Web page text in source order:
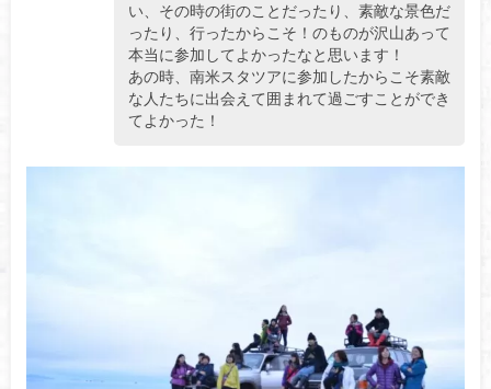
い、その時の街のことだったり、素敵な景色だ
ったり、行ったからこそ！のものが沢山あって
本当に参加してよかったなと思います！
あの時、南米スタツアに参加したからこそ素敵
な人たちに出会えて囲まれて過ごすことができ
てよかった！